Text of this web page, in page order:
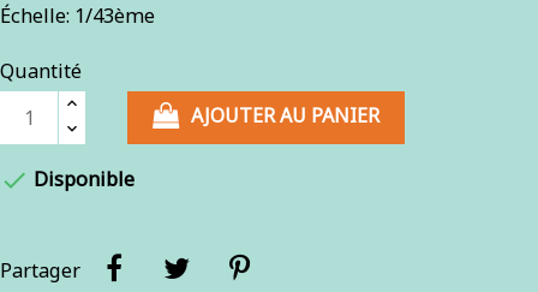
Échelle: 1/43ème
Quantité
AJOUTER AU PANIER
 Disponible
Partager